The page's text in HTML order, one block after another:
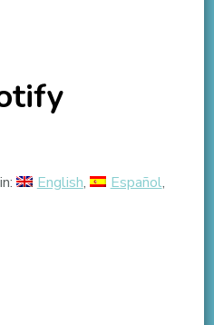
English
Español